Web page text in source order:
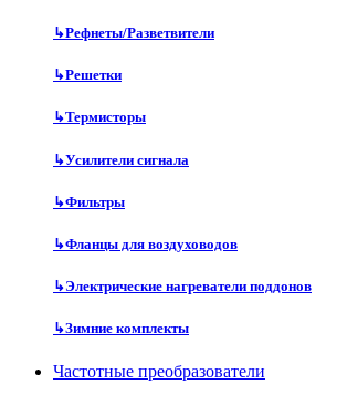
↳Рефнеты/Разветвители
↳Решетки
↳Термисторы
↳Усилители сигнала
↳Фильтры
↳Фланцы для воздуховодов
↳Электрические нагреватели поддонов
↳Зимние комплекты
Частотные преобразователи